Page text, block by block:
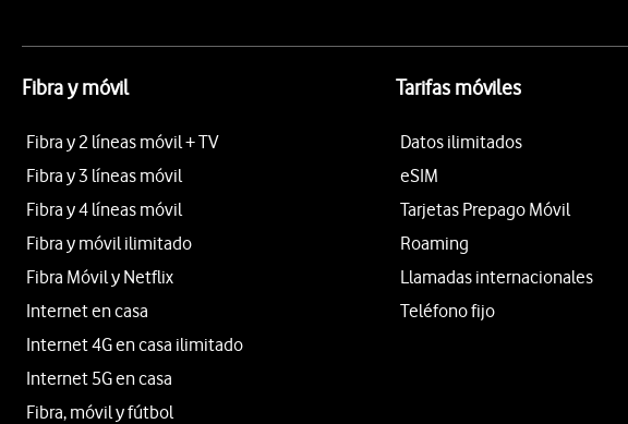
Fibra y móvil
Fibra y 2 líneas móvil + TV
Fibra y 3 líneas móvil
Fibra y 4 líneas móvil
Fibra y móvil ilimitado
Fibra Móvil y Netflix
Internet en casa
Internet 4G en casa ilimitado
Internet 5G en casa
Fibra, móvil y fútbol
Tarifas móviles
Datos ilimitados
eSIM
Tarjetas Prepago Móvil
Roaming
Llamadas internacionales
Teléfono fijo